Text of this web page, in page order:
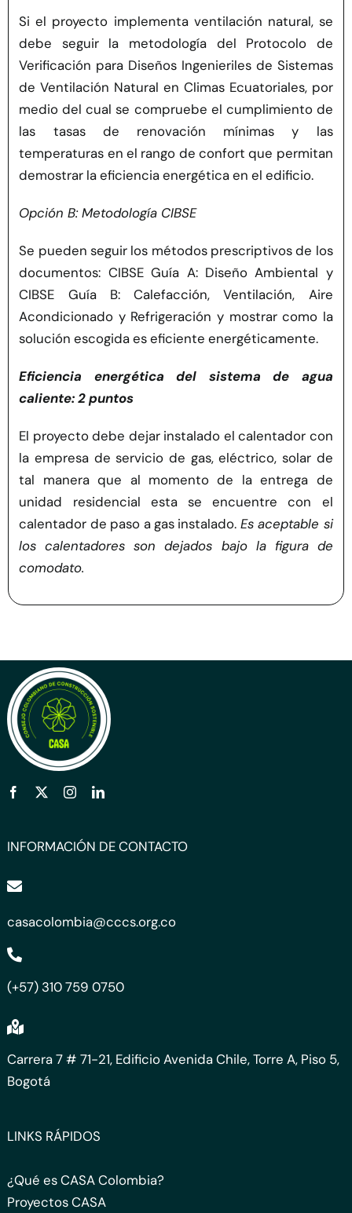
Si el proyecto implementa ventilación natural, se
debe seguir la metodología del Protocolo de
Verificación para Diseños Ingenieriles de Sistemas
de Ventilación Natural en Climas Ecuatoriales, por
medio del cual se compruebe el cumplimiento de
las tasas de renovación mínimas y las
temperaturas en el rango de confort que permitan
demostrar la eficiencia energética en el edificio.
Opción B: Metodología CIBSE
Se pueden seguir los métodos prescriptivos de los
documentos: CIBSE Guía A: Diseño Ambiental y
CIBSE Guía B: Calefacción, Ventilación, Aire
Acondicionado y Refrigeración y mostrar como la
solución escogida es eficiente energéticamente.
Eficiencia energética del sistema de agua
caliente: 2 puntos
El proyecto debe dejar instalado el calentador con
la empresa de servicio de gas, eléctrico, solar de
tal manera que al momento de la entrega de
unidad residencial esta se encuentre con el
calentador de paso a gas instalado. Es aceptable si
los calentadores son dejados bajo la figura de
comodato.
INFORMACIÓN DE CONTACTO
casacolombia@cccs.org.co
(+57) 310 759 0750
Carrera 7 # 71-21, Edificio Avenida Chile, Torre A, Piso 5,
Bogotá
LINKS RÁPIDOS
¿Qué es CASA Colombia?
Proyectos CASA